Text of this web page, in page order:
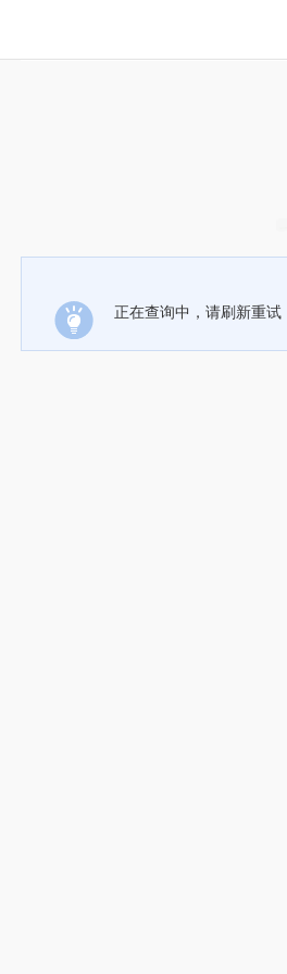
正在查询中，请刷新重试